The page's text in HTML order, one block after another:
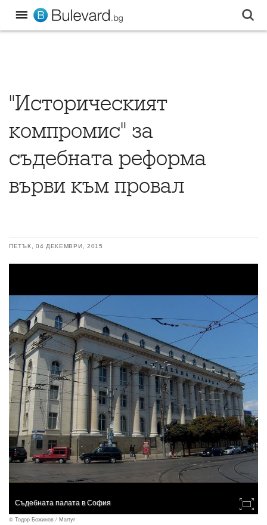
"Историческият
компромис" за
съдебната реформа
върви към провал
ПЕТЪК, 04 ДЕКЕМВРИ, 2015
Съдебната палата в София
© Тодор Божинов / Martyr